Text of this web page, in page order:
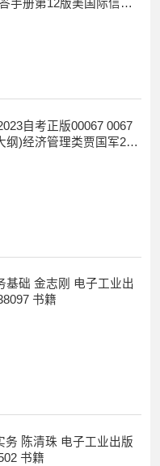
手册第12版美国际信息
注册信息系
自考正版00067 0067
纲)经济管理类贾国军201
附考点串
基础 金志刚 电子工业出
书籍
务 陈清珠 电子工业出版
书籍